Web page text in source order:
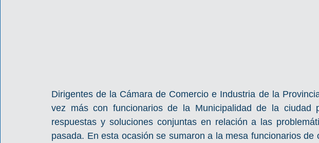
Dirigentes de la Cámara de Comercio e Industria de la
vez más con funcionarios de la Municipalidad de la ciudad
respuestas y soluciones conjuntas en relación a las
pasada. En esta ocasión se sumaron a la mesa funcionarios de